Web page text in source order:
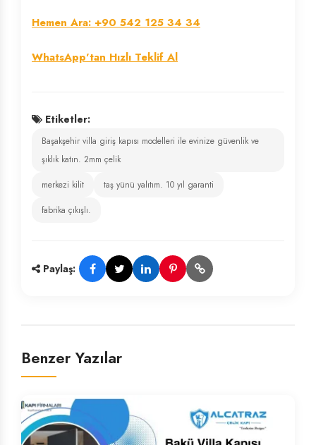
Hemen Ara: +90 542 125 34 34
WhatsApp'tan Hızlı Teklif Al
Etiketler:
Başakşehir villa giriş kapısı modelleri ile evinize güvenlik ve
şıklık katın. 2mm çelik
merkezi kilit
taş yünü yalıtım. 10 yıl garanti
fabrika çıkışlı.
Paylaş:
Benzer Yazılar